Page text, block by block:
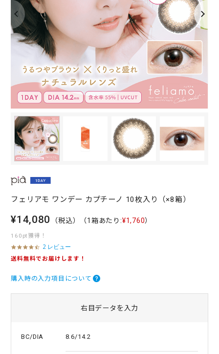
フェリアモ ワンデー カプチーノ 10枚入り（×8箱）
¥14,080 （税込） （1箱あたり:¥1,760）
160pt獲得！
4
.
t
n
2 レビュー
送料無料でお届けします！
購入時の入力項目について
右目データを入力
BC/DIA 8.6/14.2